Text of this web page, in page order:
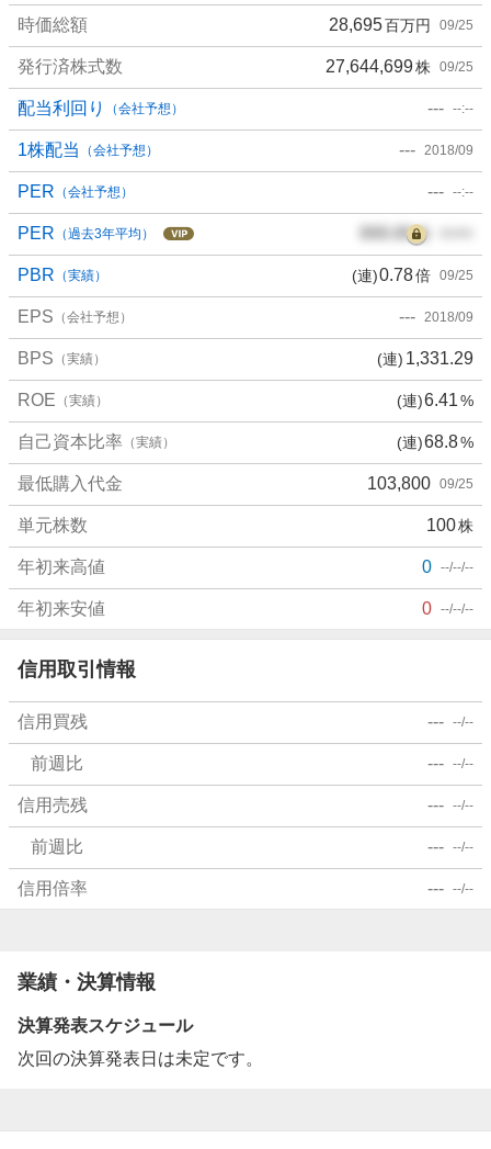
時価総額 28,695百万円 09/25
発行済株式数 27,644,699株 09/25
配当利回り （会社予想） --- --:--
1株配当 （会社予想） --- 2018/09
PER （会社予想） --- --:--
PER （過去3年平均） 000.00倍
PBR （実績） (連)0.78倍 09/25
EPS （会社予想） --- 2018/09
BPS （実績） (連) 1,331.29
ROE （実績） (連)6.41%
自己資本比率 （実績） (連)68.8%
最低購入代金 103,800 09/25
単元株数 100株
年初来高値 0 --/--/--
年初来安値 0 --/--/--
信用取引情報
信用買残 --- --/--
前週比 --- --/--
信用売残 --- --/--
前週比 --- --/--
信用倍率 --- --/--
業績・決算情報
決算発表スケジュール
次回の決算発表日は未定です。